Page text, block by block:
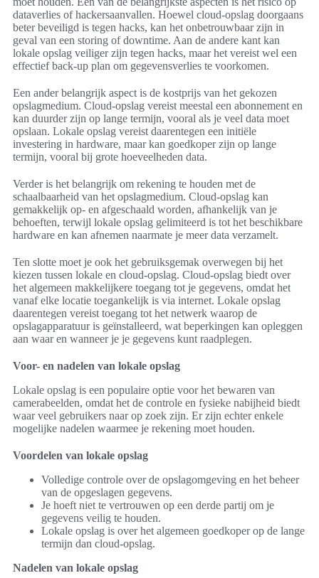
dataverlies of hackersaanvallen. Hoewel cloud-opslag doorgaans
beter beveiligd is tegen hacks, kan het onbetrouwbaar zijn in
geval van een storing of downtime. Aan de andere kant kan
lokale opslag veiliger zijn tegen hacks, maar het vereist wel een
effectief back-up plan om gegevensverlies te voorkomen.
Een ander belangrijk aspect is de kostprijs van het gekozen
opslagmedium. Cloud-opslag vereist meestal een abonnement en
kan duurder zijn op lange termijn, vooral als je veel data moet
opslaan. Lokale opslag vereist daarentegen een initiële
investering in hardware, maar kan goedkoper zijn op lange
termijn, vooral bij grote hoeveelheden data.
Verder is het belangrijk om rekening te houden met de
schaalbaarheid van het opslagmedium. Cloud-opslag kan
gemakkelijk op- en afgeschaald worden, afhankelijk van je
behoeften, terwijl lokale opslag gelimiteerd is tot het beschikbare
hardware en kan afnemen naarmate je meer data verzamelt.
Ten slotte moet je ook het gebruiksgemak overwegen bij het
kiezen tussen lokale en cloud-opslag. Cloud-opslag biedt over
het algemeen makkelijkere toegang tot je gegevens, omdat het
vanaf elke locatie toegankelijk is via internet. Lokale opslag
daarentegen vereist toegang tot het netwerk waarop de
opslagapparatuur is geïnstalleerd, wat beperkingen kan opleggen
aan waar en wanneer je je gegevens kunt raadplegen.
Voor- en nadelen van lokale opslag
Lokale opslag is een populaire optie voor het bewaren van
camerabeelden, omdat het de controle en fysieke nabijheid biedt
waar veel gebruikers naar op zoek zijn. Er zijn echter enkele
mogelijke nadelen waarmee je rekening moet houden.
Voordelen van lokale opslag
Volledige controle over de opslagomgeving en het beheer
van de opgeslagen gegevens.
Je hoeft niet te vertrouwen op een derde partij om je
gegevens veilig te houden.
Lokale opslag is over het algemeen goedkoper op de lange
termijn dan cloud-opslag.
Nadelen van lokale opslag